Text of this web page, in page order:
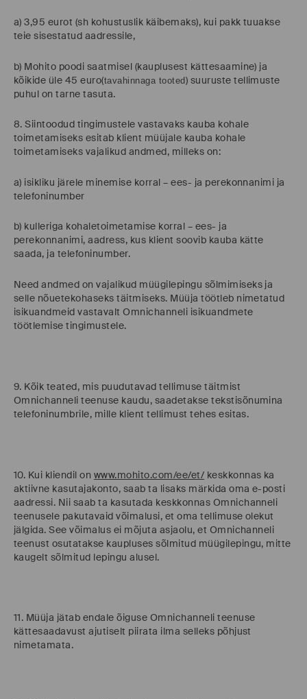
a) 3,95 eurot (sh kohustuslik käibemaks), kui pakk tuuakse
teie sisestatud aadressile,
b) Mohito poodi saatmisel (kauplusest kättesaamine) ja
kõikide üle 45 euro(tavahinnaga tooted ) suuruste tellimuste
puhul on tarne tasuta.
8. Siintoodud tingimustele vastavaks kauba kohale
toimetamiseks esitab klient müüjale kauba kohale
toimetamiseks vajalikud andmed, milleks on:
a) isikliku järele minemise korral – ees- ja perekonnanimi ja
telefoninumber
b) kulleriga kohaletoimetamise korral – ees- ja
perekonnanimi, aadress, kus klient soovib kauba kätte
saada, ja telefoninumber.
Need andmed on vajalikud müügilepingu sõlmimiseks ja
selle nõuetekohaseks täitmiseks. Müüja töötleb nimetatud
isikuandmeid vastavalt Omnichanneli isikuandmete
töötlemise tingimustele.
9. Kõik teated, mis puudutavad tellimuse täitmist
Omnichanneli teenuse kaudu, saadetakse tekstisõnumina
telefoninumbrile, mille klient tellimust tehes esitas.
10. Kui kliendil on www.mohito.com/ee/et/ keskkonnas ka
aktiivne kasutajakonto, saab ta lisaks märkida oma e-posti
aadressi. Nii saab ta kasutada keskkonnas Omnichanneli
teenusele pakutavaid võimalusi, et oma tellimuse olekut
jälgida. See võimalus ei mõjuta asjaolu, et Omnichanneli
teenust osutatakse kaupluses sõlmitud müügilepingu, mitte
kaugelt sõlmitud lepingu alusel.
11. Müüja jätab endale õiguse Omnichanneli teenuse
kättesaadavust ajutiselt piirata ilma selleks põhjust
nimetamata.